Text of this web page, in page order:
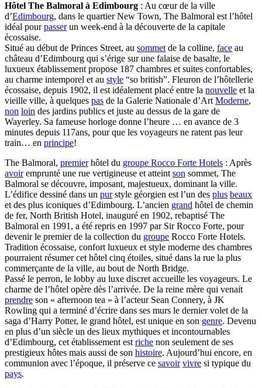
Hôtel The Balmoral à Edimbourg : Au cœur de la ville
d’Edimbourg, dans le quartier New Town, The Balmoral est l’hôtel
idéal pourpasserun week-end à la découverte de la capitale
écossaise.
Situé au début de Princes Street, au sommet de la colline, face au
château d’Edimbourg qui s’érige sur une falaise de basalte, le
luxueux établissement propose 187 chambres et suites confortables,
au charme intemporel et au style “so british”. Fleuron de l’hôtellerie
écossaise, depuis 1902, il est idéalement placé entre la nouvelle et la
vieille ville, à quelques pas de la Galerie Nationale d’Art Moderne,
non loin des jardins publics et juste au dessus de la gare de
Wayerley. Sa fameuse horloge donne l’heure … en avance de 3
minutes depuis 117ans, pour que les voyageurs ne ratent pas leur
train… en principe!
The Balmoral, premierhôtel du groupe Rocco Forte Hotels : Après
avoiremprunté une rue vertigineuse et atteint son sommet, The
Balmoral se découvre, imposant, majestueux, dominant la ville.
L’édifice dessiné dans un purstyle géorgien est l’un des plus beaux
et des plus iconiques d’Edimbourg. L’ancien grand hôtel de chemin
de fer, North British Hotel, inauguré en 1902, rebaptisé The
Balmoral en 1991, a été repris en 1997 par Sir Rocco Forte, pour
devenir le premier de la collection du groupe Rocco Forte Hotels.
Tradition écossaise, confort luxueux et style moderne des chambres
pourraient résumer cet hôtel cinq étoiles, situé dans la rue la plus
commerçante de la ville, au bout de North Bridge.
Passé le perron, le lobby au luxe discret accueille les voyageurs. Le
charme de l’hôtel opère dès l’arrivée. De la reine mère qui venait
prendre son « afternoon tea » à l’acteur Sean Connery, à JK
Rowling qui a terminé d’écrire dans ses murs le dernier volet de la
saga d’Harry Potter, le grand hôtel, est unique en son genre. Devenu
en plus d’un siècle un des lieux mythiques et incontournables
d’Edimbourg, cet établissement est riche non seulement de ses
prestigieux hôtes mais aussi de son histoire. Aujourd’hui encore, en
communion avec l’époque, il préserve ce savoir vivre si typique du
pays.